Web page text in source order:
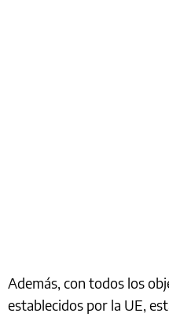
Además, con todos los
establecidos por la UE,